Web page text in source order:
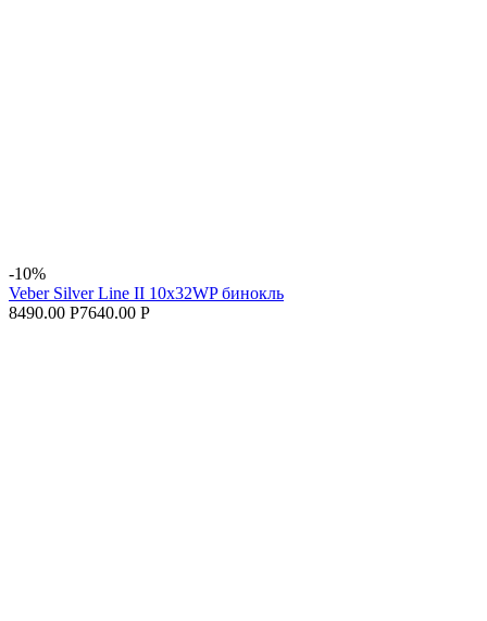
-10%
Veber Silver Line II 10x32WP бинокль
8490.00 Р7640.00 Р